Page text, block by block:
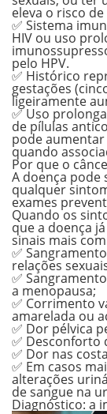
eleva o risco
✅ Sistema
HIV ou uso
pelo HPV.
✅ Histórico
gestações
ligeiramente
✅ Uso
de pílulas
pode
quando
Por que o
A doença pode
qualquer
exames
Quando os
que a doença
sinais mais
✅
relações
✅
a menopausa;
✅ Corrimento
amarelada ou
✅ Dor pélvica
✅ Desconforto
✅ Dor nas
✅ Em casos
alterações
de sangue na
Diagnóstico: a